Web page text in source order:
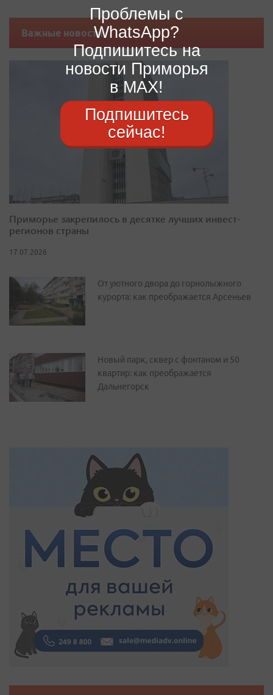
Важные новости
Приморье закрепилось в десятке лучших инвест-
регионов страны
17.07.2026
От уютного двора до горнолыжного
курорта: как преображается Арсеньев
Новый парк, сквер с фонтаном и 50
квартир: как преображается
Дальнегорск
Проблемы с
WhatsApp?
Подпишитесь на
новости Приморья
в MAX!
Подпишитесь
сейчас!